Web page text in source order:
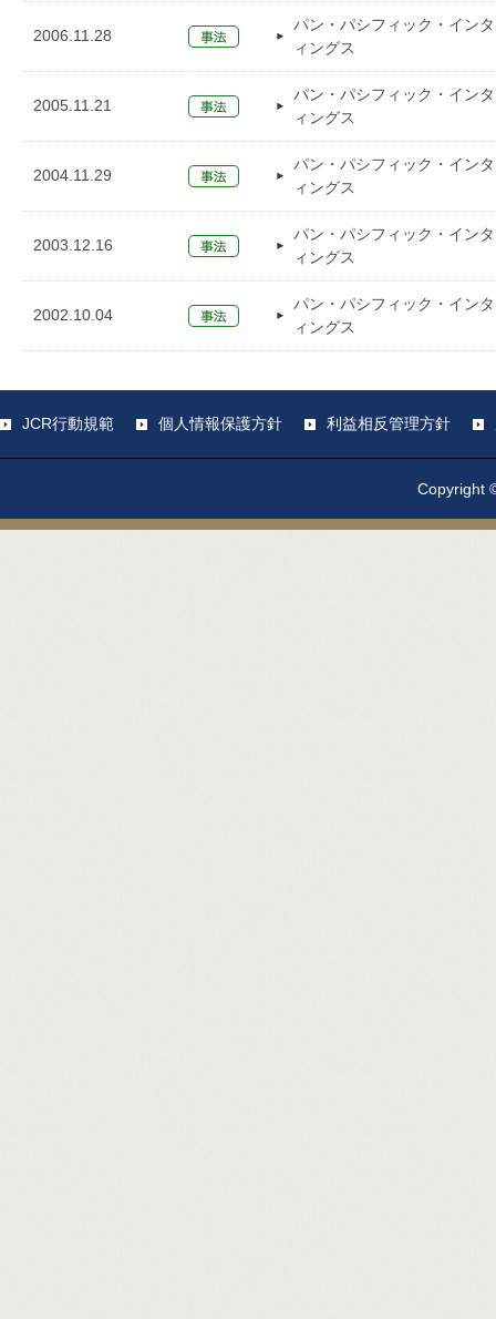
2006.11.28
パン・パシフィック・イン
ィングス
2005.11.21
パン・パシフィック・イン
ィングス
2004.11.29
パン・パシフィック・イン
ィングス
2003.12.16
パン・パシフィック・イン
ィングス
2002.10.04
パン・パシフィック・イン
ィングス
JCR行動規範 個人情報保護方針 利益相反管理方針
Copyright